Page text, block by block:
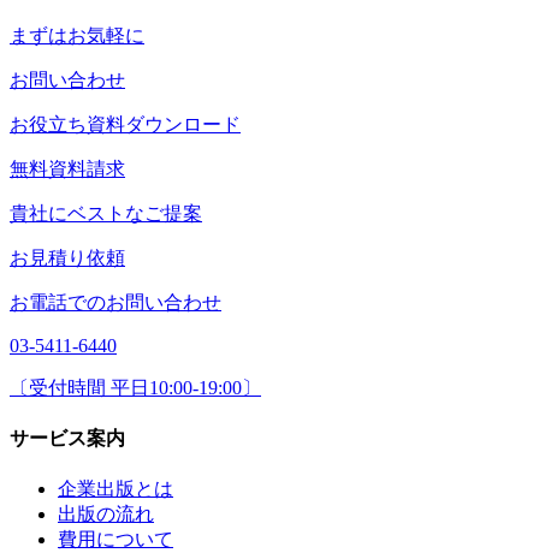
まずはお気軽に
お問い合わせ
お役立ち資料ダウンロード
無料資料請求
貴社にベストなご提案
お見積り依頼
お電話でのお問い合わせ
03-5411-6440
〔受付時間 平日10:00-19:00〕
サービス案内
企業出版とは
出版の流れ
費用について